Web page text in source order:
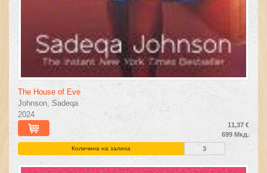
The House of Eve
Johnson, Sadeqa
2024
11,37 €
699 Мкд.
Количина на залиха 3